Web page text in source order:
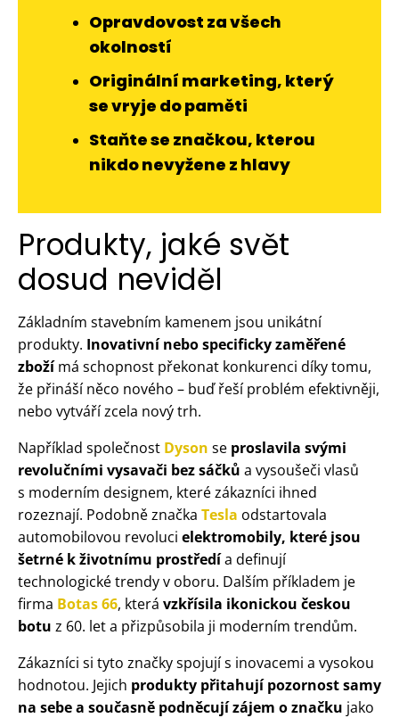
Opravdovost za všech
okolností
Originální marketing, který
se vryje do paměti
Staňte se značkou, kterou
nikdo nevyžene z hlavy
Produkty, jaké svět
dosud neviděl
Základním stavebním kamenem jsou unikátní
produkty. Inovativní nebo specificky zaměřené
zbožímá schopnost překonat konkurenci díky tomu,
že přináší něco nového – buď řeší problém efektivněji,
nebo vytváří zcela nový trh.
Například společnost Dyson se proslavila svými
revolučními vysavači bez sáčků a vysoušeči vlasů
s moderním designem, které zákazníci ihned
rozeznají. Podobně značka Tesla odstartovala
automobilovou revoluci elektromobily, které jsou
šetrné k životnímu prostředía definují
technologické trendy v oboru. Dalším příkladem je
firma Botas 66, která vzkřísila ikonickou českou
botu z 60. let a přizpůsobila ji moderním trendům.
Zákazníci si tyto značky spojují s inovacemi a vysokou
hodnotou. Jejich produkty přitahují pozornost samy
na sebe a současně podněcují zájem o značku jako